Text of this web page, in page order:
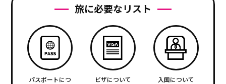
旅に必要なリスト
パスポートにつ
ビザについて 入国について